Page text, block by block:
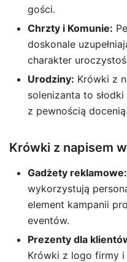
gości.
Chrzty i Komunie:
doskonale
charakter
Urodziny: Krówki z
solenizanta to
z pewnością docenią.
Krówki z napisem
Gadżety reklamowe:
wykorzystują
element kampanii
eventów.
Prezenty dla
Krówki z logo firmy